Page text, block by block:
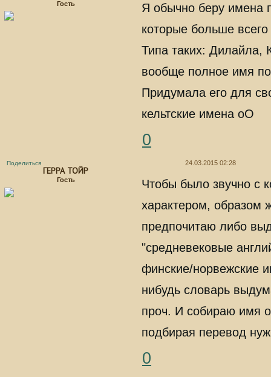
Гость
Я обычно беру имена
которые больше
Типа таких: Дилайла,
вообще полное имя
Придумала его для
кельтские имена оО
0
Поделиться 24.03.2015 02:28
ГЕРРА ТОЙР
Гость
Чтобы было звучно с
характером, образом
предпочитаю либо
"средневековые
финские/норвежские
нибудь словарь
проч. И собираю имя
подбирая перевод
0